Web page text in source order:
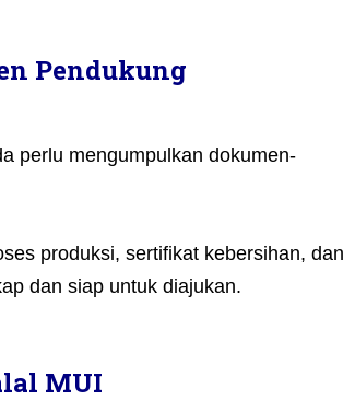
Pendukung
perlu mengumpulkan dokumen-
produksi, sertifikat kebersihan, dan
dan siap untuk diajukan.
MUI